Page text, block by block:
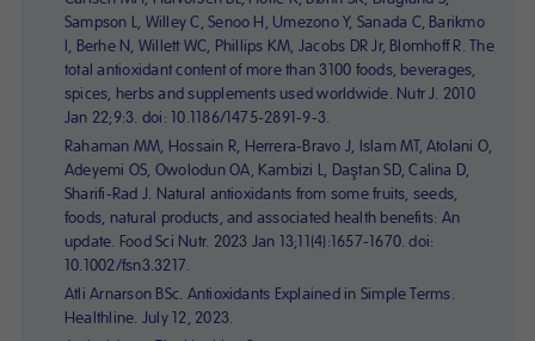
Sampson L, Willey C, Senoo H, Umezono Y, Sanada C, Barikmo
I, Berhe N, Willett WC, Phillips KM, Jacobs DR Jr, Blomhoff R. The
total antioxidant content of more than 3100 foods, beverages,
spices, herbs and supplements used worldwide. Nutr J. 2010
Jan 22;9:3. doi: 10.1186/1475-2891-9-3.
Rahaman MM, Hossain R, Herrera-Bravo J, Islam MT, Atolani O,
Adeyemi OS, Owolodun OA, Kambizi L, Daştan SD, Calina D,
Sharifi-Rad J. Natural antioxidants from some fruits, seeds,
foods, natural products, and associated health benefits: An
update. Food Sci Nutr. 2023 Jan 13;11(4):1657-1670. doi:
10.1002/fsn3.3217.
Atli Arnarson BSc. Antioxidants Explained in Simple Terms.
Healthline. July 12, 2023.